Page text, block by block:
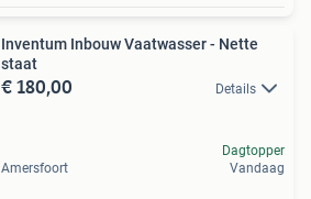
Inventum Inbouw Vaatwasser - Nette
staat
€ 180,00 Details
Amersfoort
Dagtopper
Vandaag